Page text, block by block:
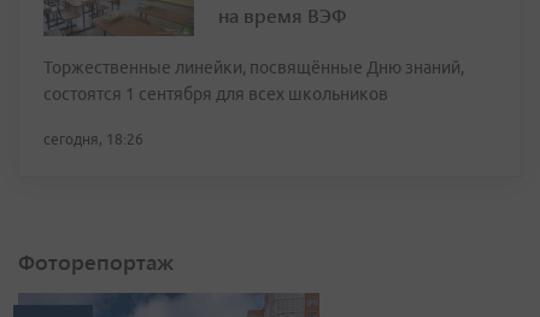
на время ВЭФ
Торжественные линейки, посвящённые Дню знаний,
состоятся 1 сентября для всех школьников
сегодня, 18:26
Фоторепортаж